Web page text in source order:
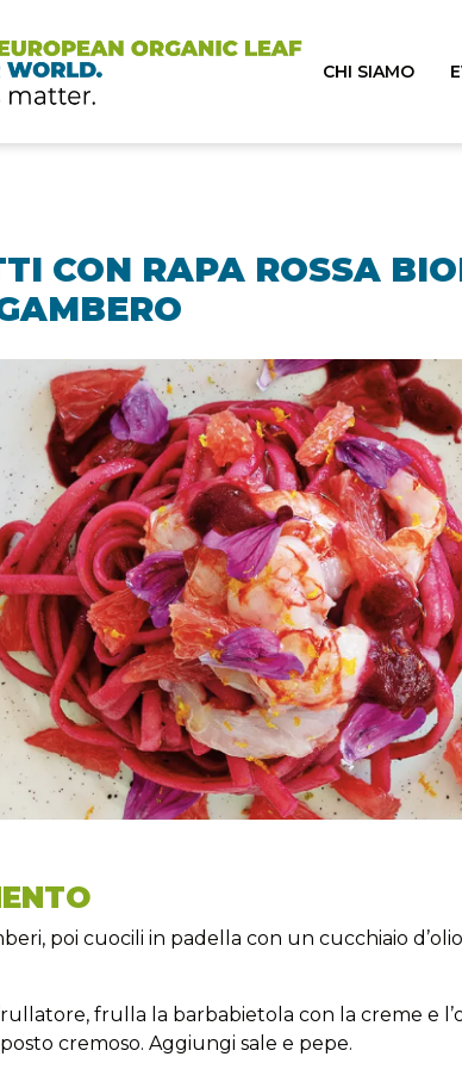
CHI SIAMO
CON RAPA ROSSA
poi cuocili in padella con un cucchiaio
frulla la barbabietola con la creme e
cremoso. Aggiungi sale e pepe.